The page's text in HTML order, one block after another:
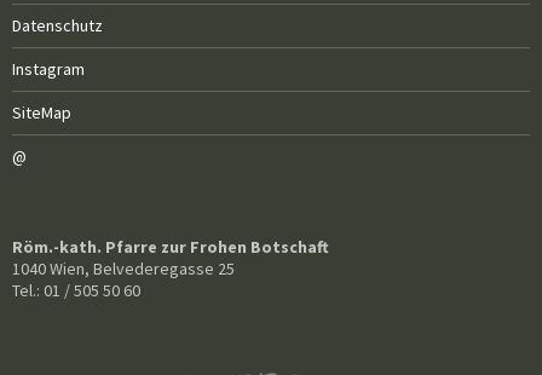
Datenschutz
Instagram
SiteMap
@
Röm.-kath. Pfarre zur Frohen Botschaft
1040 Wien, Belvederegasse 25
Tel.: 01 / 505 50 60